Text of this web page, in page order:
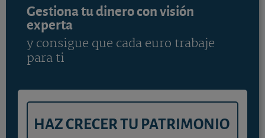
Gestiona tu dinero con visión
experta
y consigue que cada euro trabaje
para ti
HAZ CRECER TU PATRIMONIO